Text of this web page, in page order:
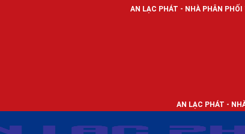
AN LẠC PHÁT - NHÀ PHÂN PHỐI THIẾT BỊ
AN LẠC PHÁT - NHÀ PHÂN